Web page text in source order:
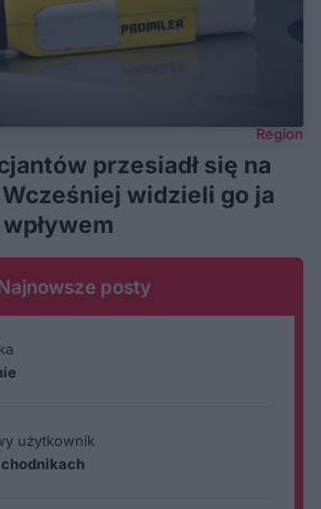
Region
przesiadł się na
widzieli go ja
posty
użytkownik
chodnikach